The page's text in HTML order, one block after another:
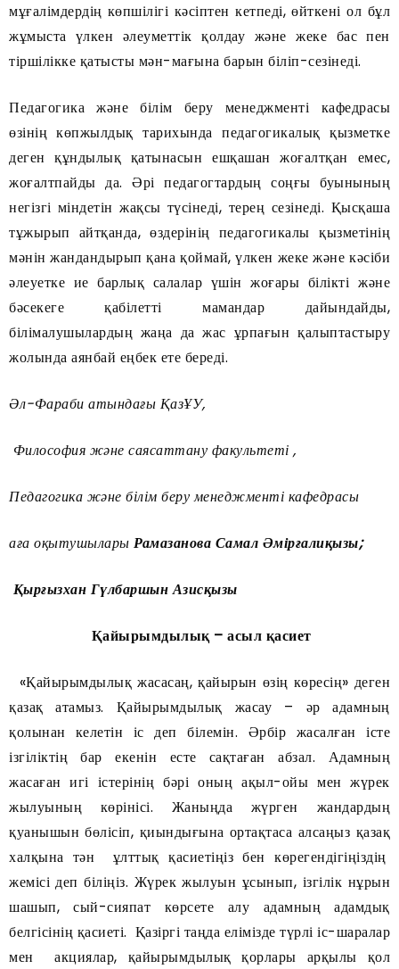
мұғалімдердің көпшілігі кәсіптен кетпеді, өйткені ол бұл
жұмыста үлкен әлеуметтік қолдау және жеке бас пен
тіршілікке қатысты мән-мағына барын біліп-сезінеді.
Педагогика және білім беру менеджменті кафедрасы
өзінің көпжылдық тарихында педагогикалық қызметке
деген құндылық қатынасын ешқашан жоғалтқан емес,
жоғалтпайды да. Әрі педагогтардың соңғы буынының
негізгі міндетін жақсы түсінеді, терең сезінеді. Қысқаша
тұжырып айтқанда, өздерінің педагогикалы қызметінің
мәнін жандандырып қана қоймай, үлкен жеке және кәсіби
әлеуетке ие барлық салалар үшін жоғары білікті және
бәсекеге қабілетті мамандар дайындайды,
білімалушылардың жаңа да жас ұрпағын қалыптастыру
жолында аянбай еңбек ете береді.
Әл-Фараби атындағы ҚазҰУ,
Философия және саясаттану факультеті ,
Педагогика және білім беру менеджменті кафедрасы
аға оқытушылары Рамазанова Самал Әмірғалиқызы;
Қырғызхан Гүлбаршын Азисқызы
Қайырымдылық – асыл қасиет
«Қайырымдылық жасасаң, қайырын өзің көресің» деген
қазақ атамыз. Қайырымдылық жасау – әр адамның
қолынан келетін іс деп білемін. Әрбір жасалған істе
ізгіліктің бар екенін есте сақтаған абзал. Адамның
жасаған игі істерінің бәрі оның ақыл-ойы мен жүрек
жылуының көрінісі. Жаныңда жүрген жандардың
қуанышын бөлісіп, қиындығына ортақтаса алсаңыз қазақ
халқына тән ұлттық қасиетіңіз бен көрегендігіңіздің
жемісі деп біліңіз. Жүрек жылуын ұсынып, ізгілік нұрын
шашып, сый-сияпат көрсете алу адамның адамдық
белгісінің қасиеті. Қазіргі таңда елімізде түрлі іс-шаралар
мен акциялар, қайырымдылық қорлары арқылы қол